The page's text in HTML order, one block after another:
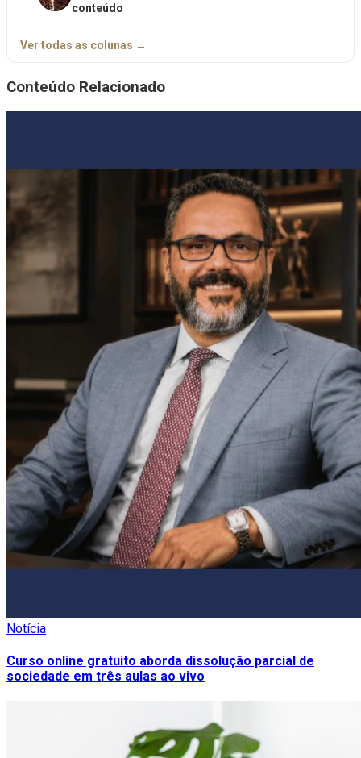
conteúdo
Ver todas as colunas →
Conteúdo Relacionado
Notícia
Curso online gratuito aborda dissolução parcial de
sociedade em três aulas ao vivo